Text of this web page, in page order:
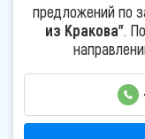
предложений по
из Кракова".